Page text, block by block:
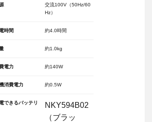
交流100V（50Hz/60
Hz）
時間 約4.0時間
約1.0kg
電力 約140W
消費電力 約0.5W
できるバッテリ
NKY594B02
（ブラッ